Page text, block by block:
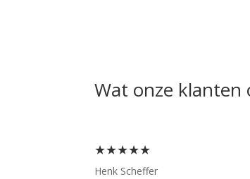
Wat onze klanten
★★★★★
Henk Scheffer